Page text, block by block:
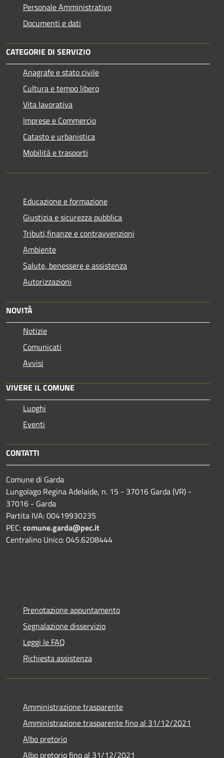
Personale Amministrativo
Documenti e dati
CATEGORIE DI SERVIZIO
Anagrafe e stato civile
Cultura e tempo libero
Vita lavorativa
Imprese e Commercio
Catasto e urbanistica
Mobilità e trasporti
Educazione e formazione
Giustizia e sicurezza pubblica
Tributi,finanze e contravvenzioni
Ambiente
Salute, benessere e assistenza
Autorizzazioni
NOVITÀ
Notizie
Comunicati
Avvisi
VIVERE IL COMUNE
Luoghi
Eventi
CONTATTI
Comune di Garda
Lungolago Regina Adelaide, n. 15 - 37016 Garda (VR) -
37016 - Garda
Partita IVA: 00419930235
PEC:comune.garda@pec.it
Centralino Unico: 045.6208444
Prenotazione appuntamento
Segnalazione disservizio
Leggi le FAQ
Richiesta assistenza
Amministrazione trasparente
Amministrazione trasparente fino al 31/12/2021
Albo pretorio
Albo pretorio fino al 31/12/2021